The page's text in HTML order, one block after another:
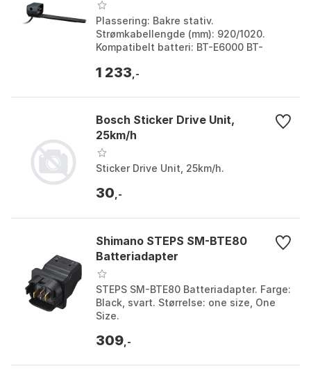
Plassering: Bakre stativ.
Strømkabellengde (mm): 920/1020.
Kompatibelt batteri: BT-E6000 BT-
Størrelse: One Size.
1 233 ,-
Bosch Sticker Drive Unit,
25km/h
Sticker Drive Unit, 25km/h.
30 ,-
Shimano STEPS SM-BTE80
Batteriadapter
STEPS SM-BTE80 Batteriadapter. Farge:
Black, svart. Størrelse: one size, One
Size.
309 ,-